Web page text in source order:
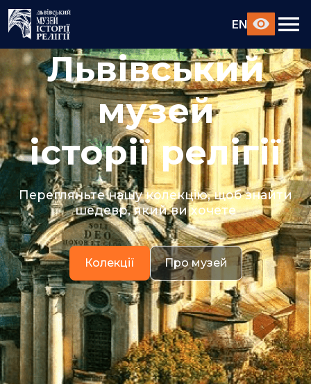
EN
Львівський
музей
історії релігії
Перегляньте нашу колекцію, щоб знайти
шедевр, який ви хочете
Колекції Про музей